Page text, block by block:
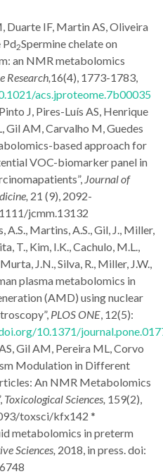
Duarte IF, Martin AS, Oliveira
Pd2Spermine chelate on
an NMR metabolomics
Research,16(4), 1773-1783,
acs.jproteome.7b00035
J, Pires-Luís AS, Henrique
Gil AM, Carvalho M, Guedes
based approach for
VOC-biomarker panel in
Journal of
21 (9), 2092-
jcmm.13132
A.S., Martins, A.S., Gil, J., Miller,
T., Kim, I.K., Cachulo, M.L.,
J.N., Silva, R., Miller, J.W.,
plasma metabolomics in
(AMD) using nuclear
PLOS ONE, 12(5):
10.1371/
Gil AM, Pereira ML, Corvo
Modulation in Different
An NMR Metabolomics
Toxicological Sciences, 159(2),
toxsci/kfx142 *
metabolomics in preterm
Sciences, 2018, in press. doi: